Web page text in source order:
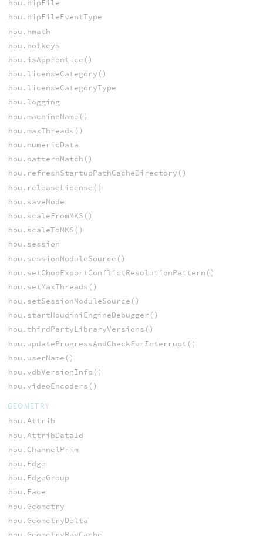
hou.hipFile
hou.hipFileEventType
hou.hmath
hou.hotkeys
hou.isApprentice()
hou.licenseCategory()
hou.licenseCategoryType
hou.logging
hou.machineName()
hou.maxThreads()
hou.numericData
hou.patternMatch()
hou.refreshStartupPathCacheDirectory()
hou.releaseLicense()
hou.saveMode
hou.scaleFromMKS()
hou.scaleToMKS()
hou.session
hou.sessionModuleSource()
hou.setChopExportConflictResolutionPattern()
hou.setMaxThreads()
hou.setSessionModuleSource()
hou.startHoudiniEngineDebugger()
hou.thirdPartyLibraryVersions()
hou.updateProgressAndCheckForInterrupt()
hou.userName()
hou.vdbVersionInfo()
hou.videoEncoders()
GEOMETRY
hou.Attrib
hou.AttribDataId
hou.ChannelPrim
hou.Edge
hou.EdgeGroup
hou.Face
hou.Geometry
hou.GeometryDelta